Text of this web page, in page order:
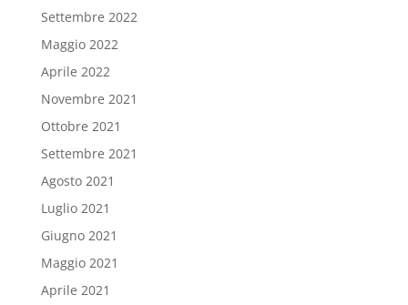
Settembre 2022
Maggio 2022
Aprile 2022
Novembre 2021
Ottobre 2021
Settembre 2021
Agosto 2021
Luglio 2021
Giugno 2021
Maggio 2021
Aprile 2021